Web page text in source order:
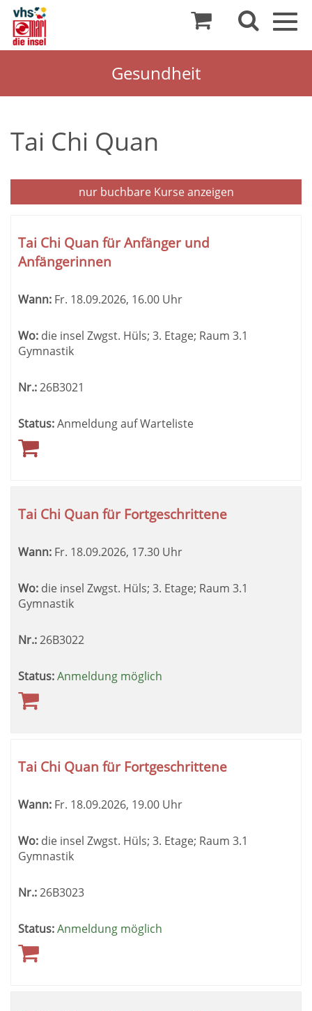
Gesundheit
Tai Chi Quan
nur buchbareKurse anzeigen
Tabellenüberschriften
können
sortiert
Tai Chi Quan für Anfänger und
Anfängerinnen
Wann: Fr. 18.09.2026, 16.00 Uhr
Wo: die insel Zwgst. Hüls; 3. Etage; Raum 3.1
Gymnastik
Nr.:26B3021
Status:Anmeldung auf Warteliste
Tai Chi Quan für Fortgeschrittene
Wann: Fr. 18.09.2026, 17.30 Uhr
Wo: die insel Zwgst. Hüls; 3. Etage; Raum 3.1
Gymnastik
Nr.:26B3022
Status:Anmeldung möglich
Tai Chi Quan für Fortgeschrittene
Wann: Fr. 18.09.2026, 19.00 Uhr
Wo: die insel Zwgst. Hüls; 3. Etage; Raum 3.1
Gymnastik
Nr.:26B3023
Status:Anmeldung möglich